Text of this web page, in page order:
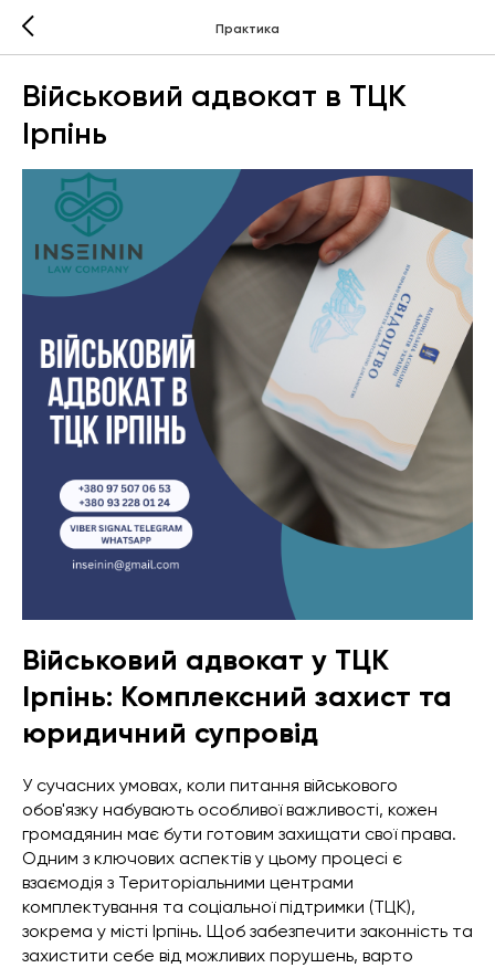
Практика
Військовий адвокат в ТЦК
Ірпінь
Військовий адвокат у ТЦК
Ірпінь: Комплексний захист та
юридичний супровід
У сучасних умовах, коли питання військового
обов'язку набувають особливої важливості, кожен
громадянин має бути готовим захищати свої права.
Одним з ключових аспектів у цьому процесі є
взаємодія з Територіальними центрами
комплектування та соціальної підтримки (ТЦК),
зокрема у місті Ірпінь. Щоб забезпечити законність та
захистити себе від можливих порушень, варто